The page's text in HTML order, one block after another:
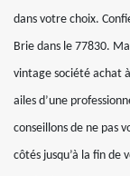
dans votre choix.
Brie dans le 77830.
vintage société achat
ailes d’une
conseillons de ne pas
côtés jusqu’à la fin de